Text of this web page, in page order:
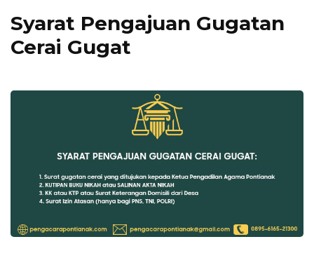
Syarat Pengajuan Gugatan
Cerai Gugat